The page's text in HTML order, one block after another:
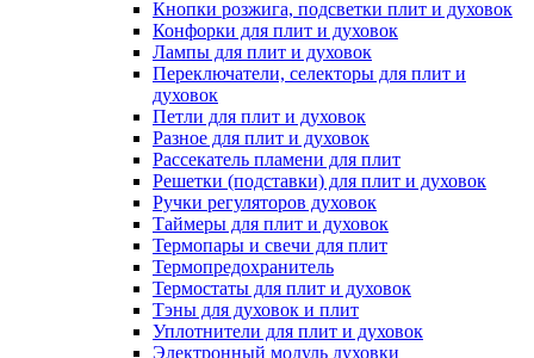
Кнопки розжига, подсветки плит и духовок
Конфорки для плит и духовок
Лампы для плит и духовок
Переключатели, селекторы для плит и
духовок
Петли для плит и духовок
Разное для плит и духовок
Рассекатель пламени для плит
Решетки (подставки) для плит и духовок
Ручки регуляторов духовок
Таймеры для плит и духовок
Термопары и свечи для плит
Термопредохранитель
Термостаты для плит и духовок
Тэны для духовок и плит
Уплотнители для плит и духовок
Электронный модуль духовки